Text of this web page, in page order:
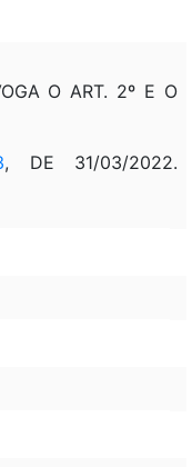
O ART. 2º E O
, DE 31/03/2022.